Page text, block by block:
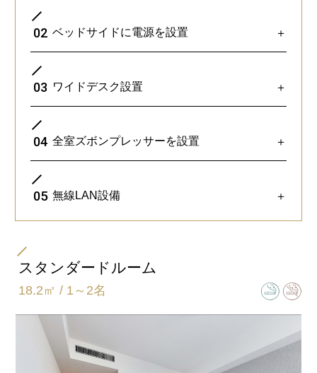
全客室18平米以上のゆったり設計。
スーツケースを置いてもゆとりあるスペースを確
保しております。
02 ベッドサイドに電源を設置 ＋
※画像はイメージです。
03 ワイドデスク設置 ＋
PC・書類を広げてデスクワークに最適な環境をご
用意しております。
※画像はイメージです。
04 全室ズボンプレッサーを設置 ＋
英国製ズボンプレッサーを全室にご用意しており
ます。
05 無線LAN設備 ＋
スタンダードルーム
18.2㎡ / 1～2名